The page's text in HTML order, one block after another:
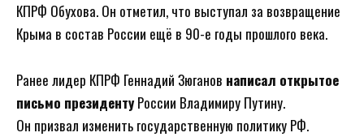
КПРФ Обухова. Он отметил, что выступал за возвращение
Крыма в состав России ещё в 90-е годы прошлого века.
Ранее лидер КПРФ Геннадий Зюганов написал открытое
письмо президентуРоссии Владимиру Путину.
Он призвал изменить государственную политику РФ.